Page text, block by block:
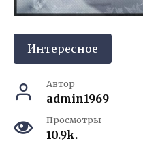
Интересное
Автор
admin1969
Просмотры
10.9k.